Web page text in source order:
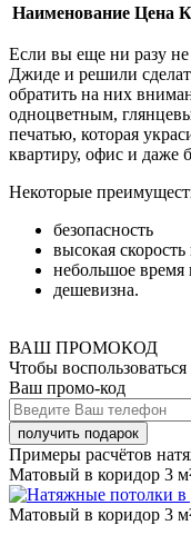
Наименование Цена
Если вы еще ни разу
Джиде и решили
обратить на них
одноцветным,
печатью, которая
квартиру, офис и даже
Некоторые
безопасность
высокая скорость
небольшое время
дешевизна.
ВАШ ПРОМОКОД
Чтобы
Ваш промо-код
Примеры расчётов
Матовый в коридор 3
Матовый в коридор 3